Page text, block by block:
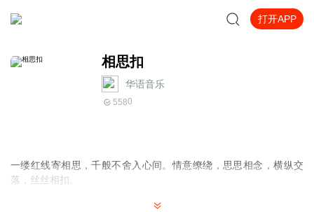
打开APP
相思扣
华语音乐
5580
一缕红线寄相思，千般不舍入心间。情意缭绕，思思相念，横纵交
落，丝丝相扣。